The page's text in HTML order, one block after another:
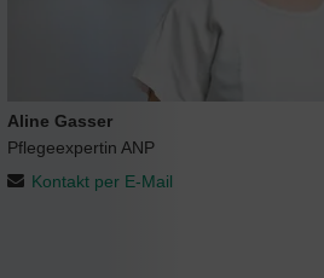
Aline Gasser
Pflegeexpertin ANP
Kontakt per E-Mail